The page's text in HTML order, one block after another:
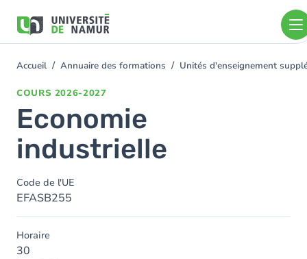
contenu
You
Accueil Annuaire des formations Unités d'enseignement
COURS 2026-2027
Economie
industrielle
Code de l'UE
EFASB255
Horaire
30